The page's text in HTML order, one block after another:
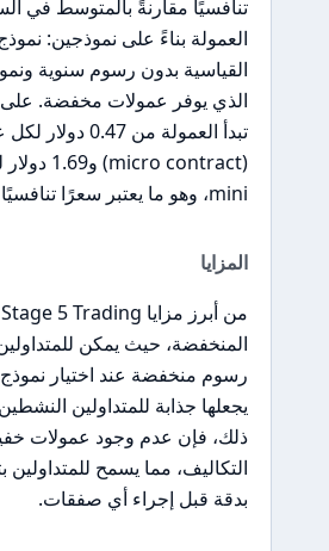
تنافسيًا مقارنةً بالمتوسط في
العمولة بناءً على نموذجين:
القياسية بدون رسوم سنوية
الذي يوفر عمولات مخفضة. على
تبدأ العمولة من 0.47
mini، وهو ما يعتبر سعرًا تنافسيًا في السوق.
المزايا
المنخفضة، حيث يمكن
رسوم منخفضة عند اختيار نموذج
يجعلها جذابة للمتداولين
ذلك، فإن عدم وجود عمولات
التكاليف، مما يسمح للمتداولين
بدقة قبل إجراء أي صفقات.